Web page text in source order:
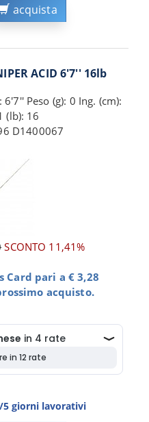
acquista
ACID 6'7'' 16lb
Peso (g): 0 Ing. (cm):
(lb): 16
D1400067
SCONTO 11,41%
Card pari a € 3,28
acquisto.
5 giorni lavorativi